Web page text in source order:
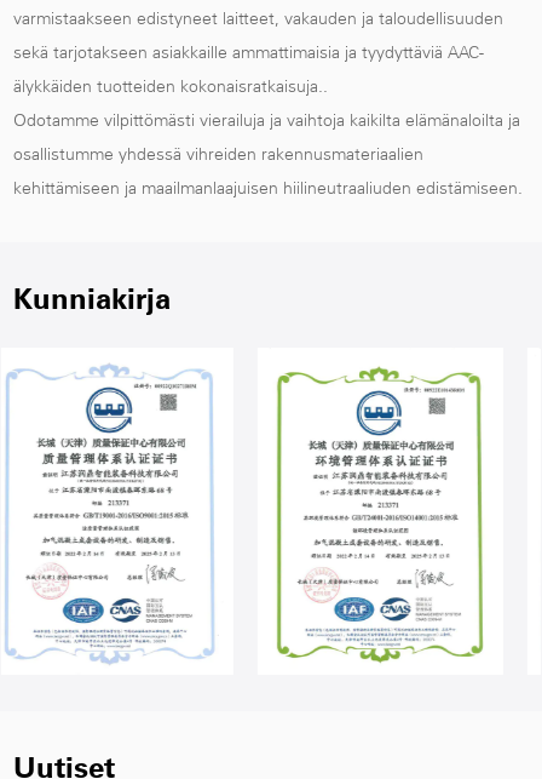
varmistaakseen edistyneet laitteet, vakauden ja taloudellisuuden
sekä tarjotakseen asiakkaille ammattimaisia ja tyydyttäviä AAC-
älykkäiden tuotteiden kokonaisratkaisuja..
Odotamme vilpittömästi vierailuja ja vaihtoja kaikilta elämänaloilta ja
osallistumme yhdessä vihreiden rakennusmateriaalien
kehittämiseen ja maailmanlaajuisen hiilineutraaliuden edistämiseen.
Kunniakirja
Uutiset